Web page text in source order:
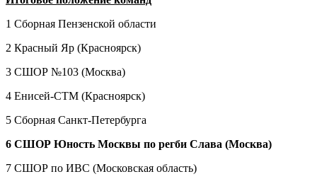
1 Сборная Пензенской области
2 Красный Яр (Красноярск)
3 СШОР №103 (Москва)
4 Енисей-СТМ (Красноярск)
5 Сборная Санкт-Петербурга
6 СШОР Юность Москвы по регби Слава (Москва)
7 СШОР по ИВС (Московская область)